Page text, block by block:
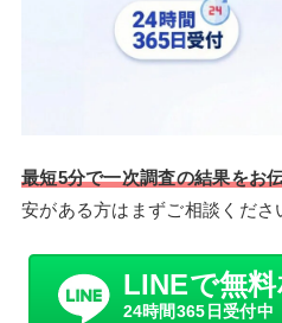
最短5分で一次調査の結果をお
安がある方はまずご相談くださ
LINEで無
24時間365日受付中